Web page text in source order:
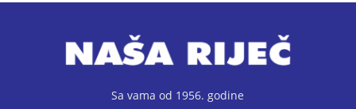
Sa vama od 1956. godine